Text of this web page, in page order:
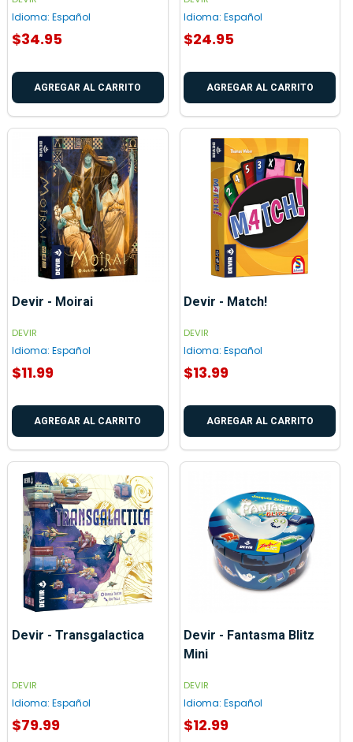
Idioma: Español
$34.95
AGREGAR AL CARRITO
Idioma: Español
$24.95
AGREGAR AL CARRITO
Devir - Moirai
DEVIR
Idioma: Español
$11.99
AGREGAR AL CARRITO
Devir - Match!
DEVIR
Idioma: Español
$13.99
AGREGAR AL CARRITO
Devir - Transgalactica
DEVIR
Idioma: Español
$79.99
Devir - Fantasma Blitz
Mini
DEVIR
Idioma: Español
$12.99